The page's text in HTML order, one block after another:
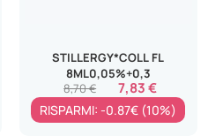
STILLERGY*COLL FL
8ML0,05%+0,3
7,83 €
8,70 €
RISPARMI: -0.87€ (10%)